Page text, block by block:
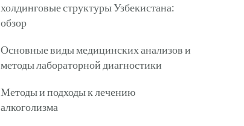
холдинговые структуры Узбекистана:
обзор
Основные виды медицинских анализов и
методы лабораторной диагностики
Методы и подходы к лечению
алкоголизма